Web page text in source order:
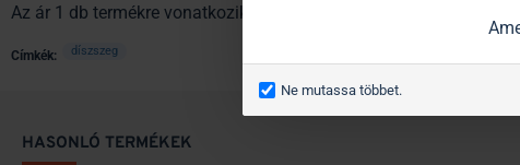
Ne mutassa többet.
Az ár 1 db termékre vonatkozik.
Címkék: díszszeg
HASONLÓ TERMÉKEK